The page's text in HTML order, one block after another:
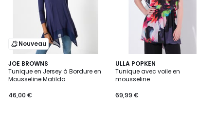
Nouveau
JOE BROWNS
Tunique en Jersey à Bordure en
Mousseline Matilda
€.
46,00 €
ULLA POPKEN
Tunique avec voile en
mousseline
69,99 €
5
/
5